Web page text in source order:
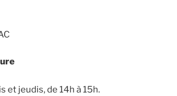
et jeudis, de 14h à 15h.